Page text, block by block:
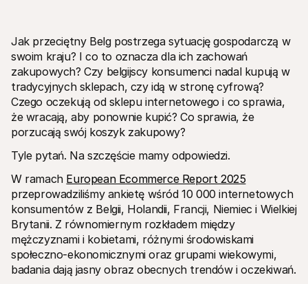
Zasoby techniczne
Portal dla deweloperów
Odkryj zasoby i aktualizacje dla deweloperów
Biblioteki
Zintegruj Mollie za pomocą gotowych bibliotek
Społeczność Discord
Dołącz do naszej społeczności deweloperów
O Mollie
Cennik
Zobacz nasz cennik
O nas
Dowiedz się więcej o naszej historii
i wartościach
Aktualności
Przeczytaj najnowsze wiadomości
od Mollie
Jak przeciętny Belg postrzega sytuację gospodarczą w
swoim kraju? I co to oznacza dla ich zachowań
zakupowych? Czy belgijscy konsumenci nadal kupują w
tradycyjnych sklepach, czy idą w stronę cyfrową?
Czego oczekują od sklepu internetowego i co sprawia,
że wracają, aby ponownie kupić? Co sprawia, że
porzucają swój koszyk zakupowy?
Tyle pytań. Na szczęście mamy odpowiedzi.
W ramach European Ecommerce Report 2025
przeprowadziliśmy ankietę wśród 10 000 internetowych
konsumentów z Belgii, Holandii, Francji, Niemiec i Wielkiej
Brytanii. Z równomiernym rozkładem między
mężczyznami i kobietami, różnymi środowiskami
społeczno-ekonomicznymi oraz grupami wiekowymi,
badania dają jasny obraz obecnych trendów i oczekiwań.